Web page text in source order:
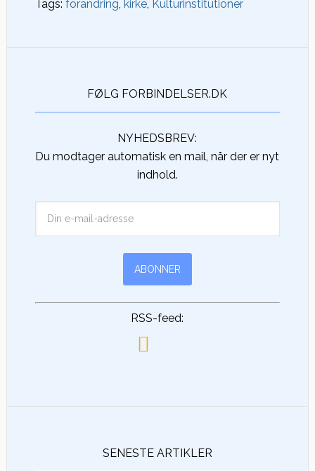
Tags: forandring, kirke, Kulturinstitutioner
FØLG FORBINDELSER.DK
NYHEDSBREV:
Du modtager automatisk en mail, når der er nyt
indhold.
RSS-feed:
SENESTE ARTIKLER